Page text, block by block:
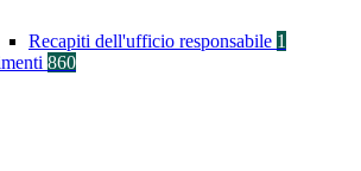
Recapiti dell'ufficio responsabile 1
860